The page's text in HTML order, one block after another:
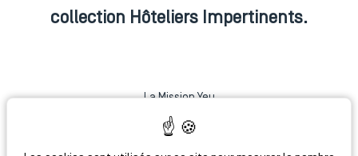
collection Hôteliers Impertinents.
La Mission Yeu
Hotel Monte Cristo
Coq Hotel Paris